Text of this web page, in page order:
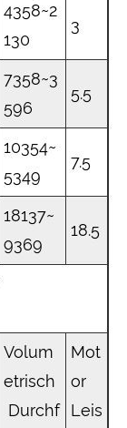
4358~2
130
3
7358~3
596
5.5
10354~
5349
7.5
18137~
9369
18.5
Volum
etrisch
Durchf
Mot
or
Leis